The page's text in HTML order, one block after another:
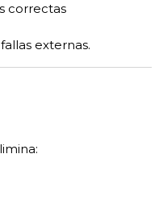
correctas
externas.